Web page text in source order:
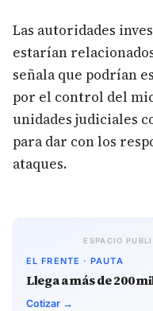
Las autoridades
estarían
señala que podrían
por el control del
unidades judiciales
para dar con los
ataques.
ESPACIO
EL FRENTE · PAUTA
Llega a más de 200
Cotizar →